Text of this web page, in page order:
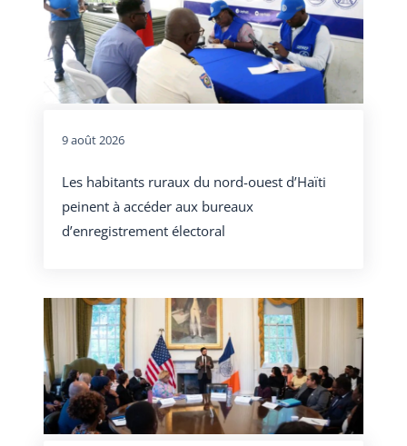
9 août 2026
Les habitants ruraux du nord-ouest d’Haïti
peinent à accéder aux bureaux
d’enregistrement électoral